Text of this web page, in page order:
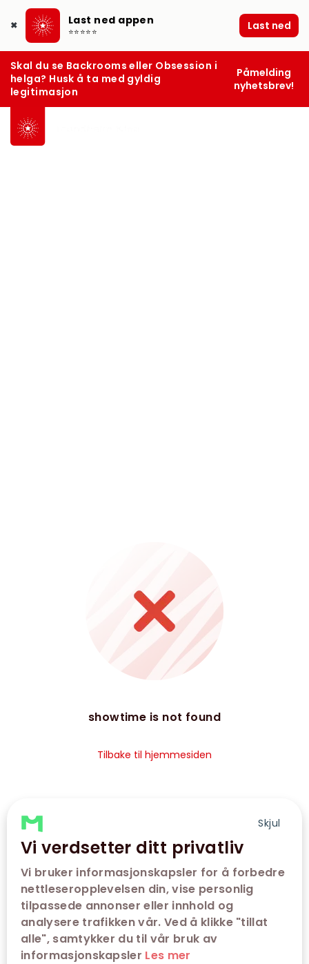
Skjul
Vi verdsetter ditt privatliv
Vi bruker informasjonskapsler for å forbedre
nettleseropplevelsen din, vise personlig
tilpassede annonser eller innhold og
analysere trafikken vår. Ved å klikke "tillat
alle", samtykker du til vår bruk av
informasjonskapsler Les mer
✖ Last ned appen
⭐⭐⭐⭐⭐ Last ned
Skal du se Backrooms eller Obsession i
helga? Husk å ta med gyldig
legitimasjon
Påmelding
nyhetsbrev!
showtime is not found
Tilbake til hjemmesiden